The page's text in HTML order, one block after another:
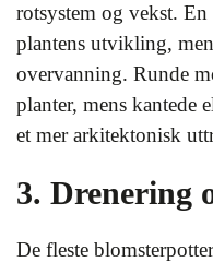
rotsystem og vekst.
plantens utvikling,
overvanning. Runde
planter, mens kantede
et mer arkitektonisk
3. Drenering
De fleste